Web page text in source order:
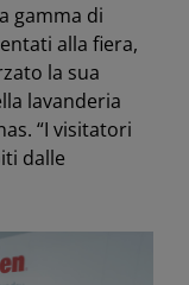
gamma di
alla fiera,
la sua
lavanderia
“I visitatori
dalle